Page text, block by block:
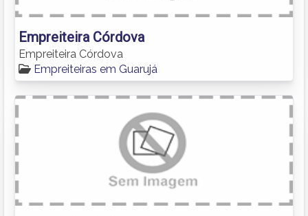
Empreiteira Córdova
Empreiteira Córdova
Empreiteiras em Guarujá